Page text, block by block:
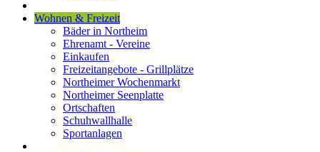
Wohnen & Freizeit
Bäder in Northeim
Ehrenamt - Vereine
Einkaufen
Freizeitangebote - Grillplätze
Northeimer Wochenmarkt
Northeimer Seenplatte
Ortschaften
Schuhwallhalle
Sportanlagen